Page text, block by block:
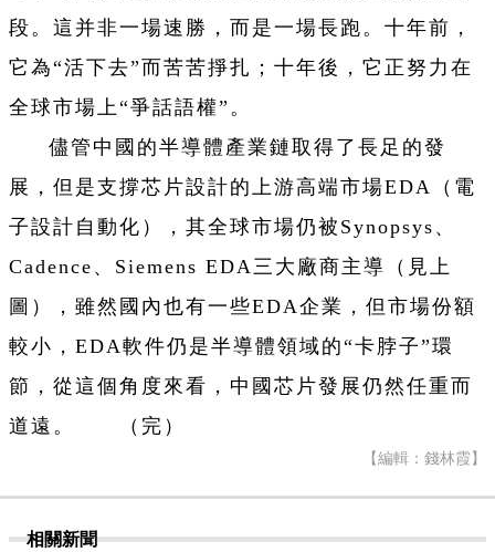
段。這并非一場速勝，而是一場長跑。十年前，
它為“活下去”而苦苦掙扎；十年後，它正努力在
全球市場上“爭話語權”。
儘管中國的半導體產業鏈取得了長足的發
展，但是支撐芯片設計的上游高端市場EDA（電
子設計自動化），其全球市場仍被Synopsys、
Cadence、Siemens EDA三大廠商主導（見上
圖），雖然國內也有一些EDA企業，但市場份額
較小，EDA軟件仍是半導體領域的“卡脖子”環
節，從這個角度來看，中國芯片發展仍然任重而
道遠。 （完）
【編輯：錢林霞】
相關新聞